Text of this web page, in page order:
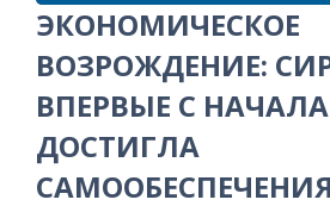
ЭКОНОМИЧЕСКОЕ
ВОЗРОЖДЕНИЕ:
ВПЕРВЫЕ С
ДОСТИГЛА
САМООБЕСПЕЧЕНИЯ